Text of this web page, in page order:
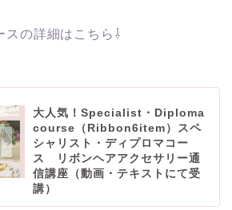
スの詳細はこちら⇩
大人気！Specialist・Diploma
course（Ribbon6item）スペ
シャリスト・ディプロマコー
ス リボンヘアアクセサリー通
信講座（動画・テキストにて受
講）